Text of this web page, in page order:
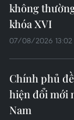
không
khóa XVI
07/08/2026 13:02
Chính phủ
hiện đổi mới
Nam